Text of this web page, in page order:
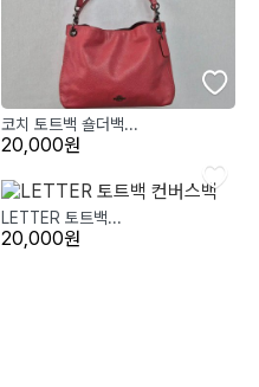
코치 토트백 숄더백...
20,000원
LETTER 토트백...
20,000원